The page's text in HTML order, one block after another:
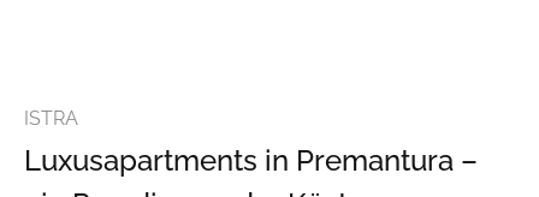
ISTRA
Luxusapartments in Premantura –